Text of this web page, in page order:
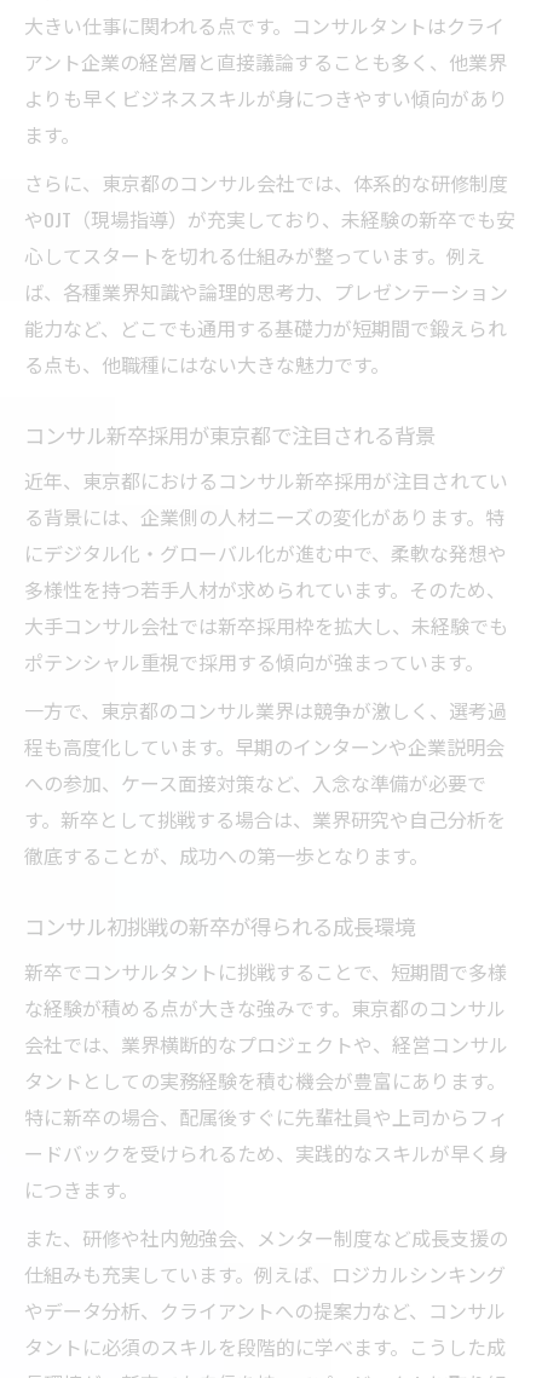
コンサル未経験新卒が東京都で意識すべき
こと
新卒コンサルが東京都で成功するための心
東京都コンサルで新卒が直面する壁と対策
新卒コンサルが身につけたい基礎スキル
新卒コンサルの年収事情を詳しく解説
新卒コンサルの東京都での年収相場
コンサル新卒が知るべき給与体系の特徴
ト
新卒コンサル年収に影響する要素とは
コンサル新卒が東京都で高収入を目指すに
は
大きい仕事に関われる点です。コンサルタントはクライ
アント企業の経営層と直接議論することも多く、他業界
よりも早くビジネススキルが身につきやすい傾向があり
ます。
さらに、東京都のコンサル会社では、体系的な研修制度
やOJT（現場指導）が充実しており、未経験の新卒でも安
心してスタートを切れる仕組みが整っています。例え
ば、各種業界知識や論理的思考力、プレゼンテーション
能力など、どこでも通用する基礎力が短期間で鍛えられ
る点も、他職種にはない大きな魅力です。
コンサル新卒採用が東京都で注目される背景
近年、東京都におけるコンサル新卒採用が注目されてい
る背景には、企業側の人材ニーズの変化があります。特
にデジタル化・グローバル化が進む中で、柔軟な発想や
多様性を持つ若手人材が求められています。そのため、
大手コンサル会社では新卒採用枠を拡大し、未経験でも
ポテンシャル重視で採用する傾向が強まっています。
一方で、東京都のコンサル業界は競争が激しく、選考過
程も高度化しています。早期のインターンや企業説明会
への参加、ケース面接対策など、入念な準備が必要で
す。新卒として挑戦する場合は、業界研究や自己分析を
徹底することが、成功への第一歩となります。
コンサル初挑戦の新卒が得られる成長環境
新卒でコンサルタントに挑戦することで、短期間で多様
な経験が積める点が大きな強みです。東京都のコンサル
会社では、業界横断的なプロジェクトや、経営コンサル
タントとしての実務経験を積む機会が豊富にあります。
特に新卒の場合、配属後すぐに先輩社員や上司からフィ
ードバックを受けられるため、実践的なスキルが早く身
につきます。
また、研修や社内勉強会、メンター制度など成長支援の
仕組みも充実しています。例えば、ロジカルシンキング
やデータ分析、クライアントへの提案力など、コンサル
タントに必須のスキルを段階的に学べます。こうした成